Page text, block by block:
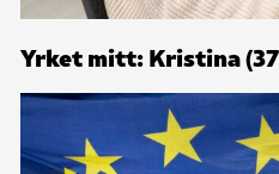
Yrket mitt: Kristina